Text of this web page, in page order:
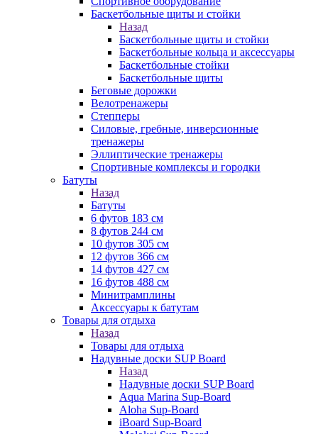
Баскетбольные щиты и стойки
Назад
Баскетбольные щиты и стойки
Баскетбольные кольца и аксессуары
Баскетбольные стойки
Баскетбольные щиты
Беговые дорожки
Велотренажеры
Степперы
Силовые, гребные, инверсионные
тренажеры
Эллиптические тренажеры
Спортивные комплексы и городки
Батуты
Назад
Батуты
6 футов 183 см
8 футов 244 см
10 футов 305 см
12 футов 366 см
14 футов 427 см
16 футов 488 см
Минитрамплины
Аксессуары к батутам
Товары для отдыха
Назад
Товары для отдыха
Надувные доски SUP Board
Назад
Надувные доски SUP Board
Aqua Marina Sup-Board
Aloha Sup-Board
iBoard Sup-Board